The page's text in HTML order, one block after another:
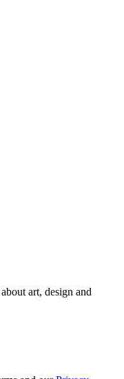
art, design and